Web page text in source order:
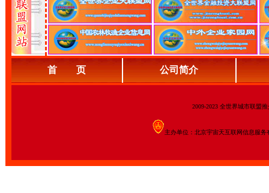
首 页 公司简介
2009-2023 全世界城市联盟
主办单位：北京宇宙天互联网信息服